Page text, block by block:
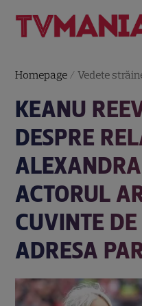
Homepage /Vedete
KEANU
DESPRE
ACTORUL
CUVINTE
ADRESA